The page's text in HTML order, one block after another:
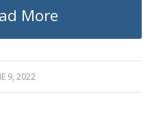
More
9, 2022